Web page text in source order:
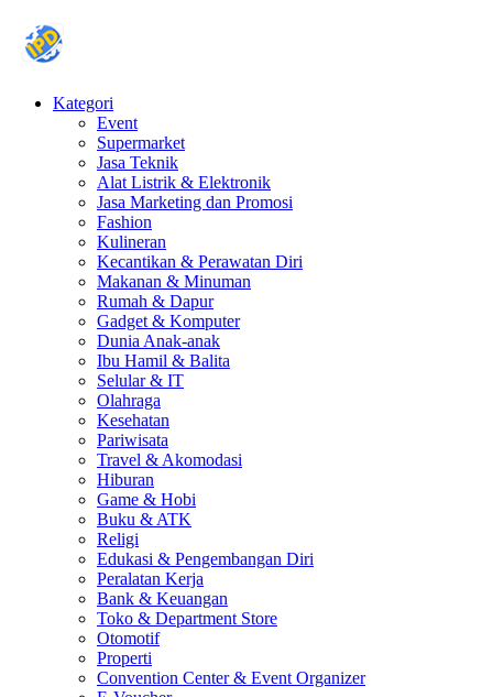
Kategori
Event
Supermarket
Jasa Teknik
Alat Listrik & Elektronik
Jasa Marketing dan Promosi
Fashion
Kulineran
Kecantikan & Perawatan Diri
Makanan & Minuman
Rumah & Dapur
Gadget & Komputer
Dunia Anak-anak
Ibu Hamil & Balita
Selular & IT
Olahraga
Kesehatan
Pariwisata
Travel & Akomodasi
Hiburan
Game & Hobi
Buku & ATK
Religi
Edukasi & Pengembangan Diri
Peralatan Kerja
Bank & Keuangan
Toko & Department Store
Otomotif
Properti
Convention Center & Event Organizer